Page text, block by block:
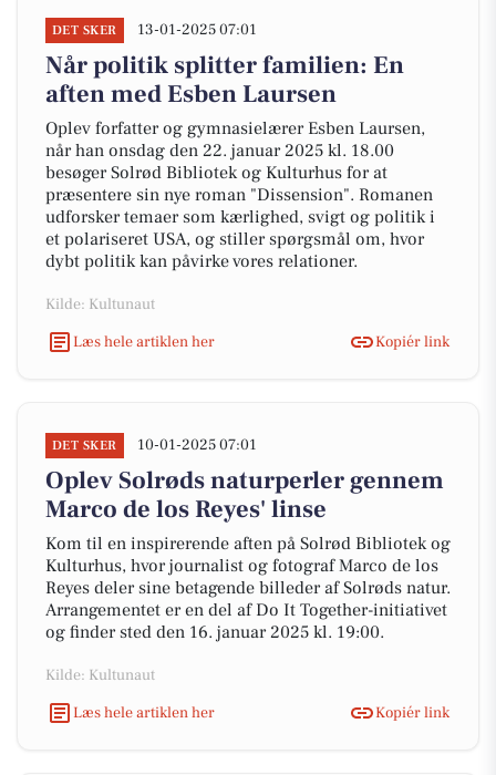
DET SKER 13-01-2025 07:01
Når politik splitter familien: En
aften med Esben Laursen
Oplev forfatter og gymnasielærer Esben Laursen,
når han onsdag den 22. januar 2025 kl. 18.00
besøger Solrød Bibliotek og Kulturhus for at
præsentere sin nye roman "Dissension". Romanen
udforsker temaer som kærlighed, svigt og politik i
et polariseret USA, og stiller spørgsmål om, hvor
dybt politik kan påvirke vores relationer.
Kilde: Kultunaut
Læs hele artiklen her
Kopiér link
DET SKER 10-01-2025 07:01
Oplev Solrøds naturperler gennem
Marco de los Reyes' linse
Kom til en inspirerende aften på Solrød Bibliotek og
Kulturhus, hvor journalist og fotograf Marco de los
Reyes deler sine betagende billeder af Solrøds natur.
Arrangementet er en del af Do It Together-initiativet
og finder sted den 16. januar 2025 kl. 19:00.
Kilde: Kultunaut
Læs hele artiklen her
Kopiér link